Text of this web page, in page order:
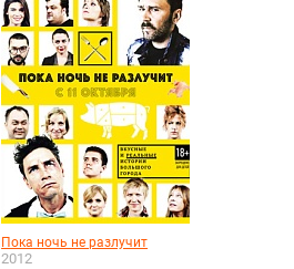
Пока ночь не разлучит
2012